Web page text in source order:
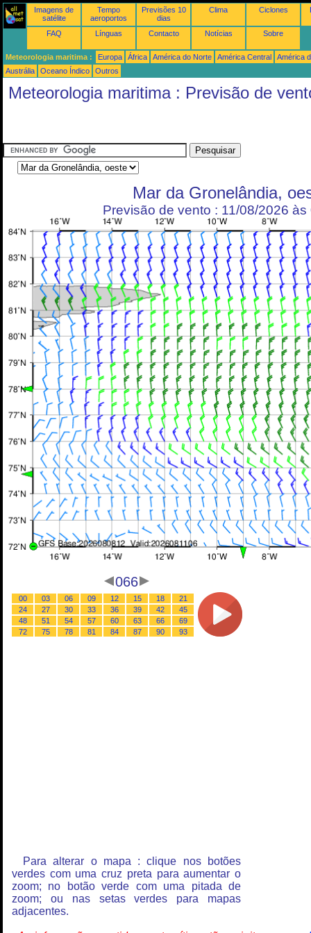
Imagens de
satélite
Tempo
aeroportos
Previsões 10
dias
Clima Ciclones
FAQ Línguas Contacto Notícias Sobre
Meteorologia maritima : Europa África América do Norte América Central
América
Austrália
Oceano Índico Outros
Meteorologia maritima : Previsão de
Mar da Gronelândia,
Previsão de vento : 11/08/2026 às
066
00 03 06 09 12 15 18
21
24
27 30 33 36 39 42
45
48
51 54 57 60 63 66
69
72
75 78 81 84 87 90 93
Para alterar o mapa : clique nos botões
verdes com uma cruz preta para aumentar o
zoom; no botão verde com uma pitada de
zoom; ou nas setas verdes para mapas
adjacentes.